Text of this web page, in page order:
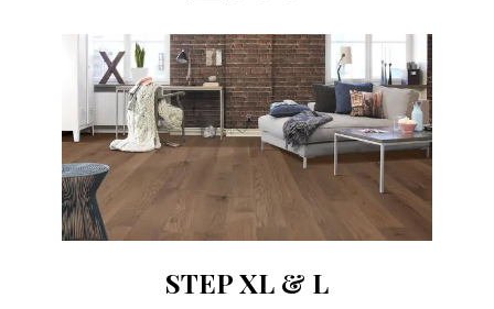
STEP XL & L